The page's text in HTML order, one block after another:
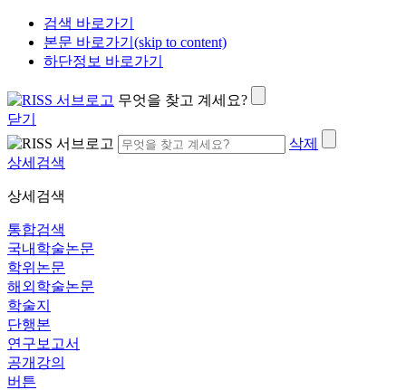
검색 바로가기
본문 바로가기(skip to content)
하단정보 바로가기
무엇을 찾고 계세요?
닫기
삭제
상세검색
상세검색
통합검색
국내학술논문
학위논문
해외학술논문
학술지
단행본
연구보고서
공개강의
버튼